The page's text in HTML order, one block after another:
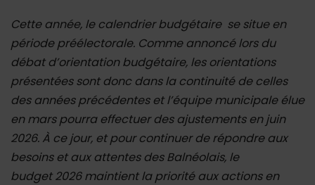
Cette année, le calendrier budgétaire se situe en
période préélectorale. Comme annoncé lors du
débat d’orientation budgétaire, les orientations
présentées sont donc dans la continuité de celles
des années précédentes et l’équipe municipale élue
en mars pourra effectuer des ajustements en juin
2026. À ce jour, et pour continuer de répondre aux
besoins et aux attentes des Balnéolais, le
budget 2026 maintient la priorité aux actions en